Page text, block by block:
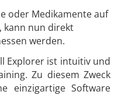
oder Medikamente auf
kann nun direkt
werden.
Explorer ist intuitiv und
Zu diesem Zweck
einzigartige Software